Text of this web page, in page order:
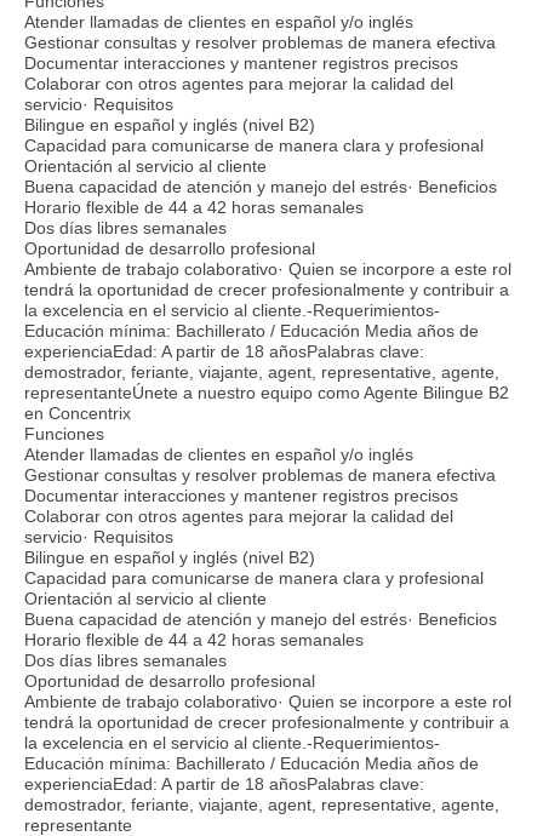
Atender llamadas de clientes en español y/o inglés
Gestionar consultas y resolver problemas de manera efectiva
Documentar interacciones y mantener registros precisos
Colaborar con otros agentes para mejorar la calidad del
servicio· Requisitos
Bilingue en español y inglés (nivel B2)
Capacidad para comunicarse de manera clara y profesional
Orientación al servicio al cliente
Buena capacidad de atención y manejo del estrés· Beneficios
Horario flexible de 44 a 42 horas semanales
Dos días libres semanales
Oportunidad de desarrollo profesional
Ambiente de trabajo colaborativo· Quien se incorpore a este rol
tendrá la oportunidad de crecer profesionalmente y contribuir a
la excelencia en el servicio al cliente.-Requerimientos-
Educación mínima: Bachillerato / Educación Media años de
experienciaEdad: A partir de 18 añosPalabras clave:
demostrador, feriante, viajante, agent, representative, agente,
representanteÚnete a nuestro equipo como Agente Bilingue B2
en Concentrix
Funciones
Atender llamadas de clientes en español y/o inglés
Gestionar consultas y resolver problemas de manera efectiva
Documentar interacciones y mantener registros precisos
Colaborar con otros agentes para mejorar la calidad del
servicio· Requisitos
Bilingue en español y inglés (nivel B2)
Capacidad para comunicarse de manera clara y profesional
Orientación al servicio al cliente
Buena capacidad de atención y manejo del estrés· Beneficios
Horario flexible de 44 a 42 horas semanales
Dos días libres semanales
Oportunidad de desarrollo profesional
Ambiente de trabajo colaborativo· Quien se incorpore a este rol
tendrá la oportunidad de crecer profesionalmente y contribuir a
la excelencia en el servicio al cliente.-Requerimientos-
Educación mínima: Bachillerato / Educación Media años de
experienciaEdad: A partir de 18 añosPalabras clave:
demostrador, feriante, viajante, agent, representative, agente,
representante